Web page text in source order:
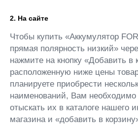
2. На сайте
Чтобы купить «Аккумулятор
прямая полярность низкий»
нажмите на кнопку «Добавить в
расположенную ниже цены
планируете приобрести
наименований, Вам необходимо
отыскать их в каталоге нашего
магазина и «добавить в